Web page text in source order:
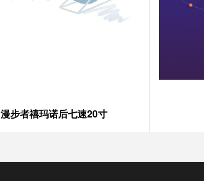
漫步者禧玛诺后七速20寸